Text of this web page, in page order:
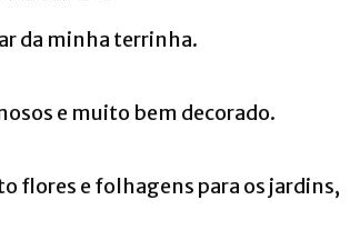
da minha terrinha.
e muito bem decorado.
flores e folhagens para os jardins,